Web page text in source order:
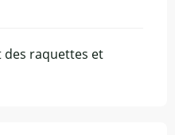
des raquettes et